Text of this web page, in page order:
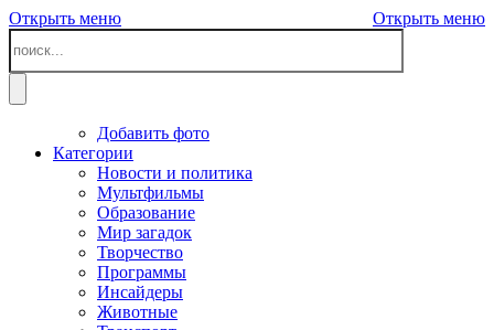
Открыть меню Открыть меню
Добавить фото
Категории
Новости и политика
Мультфильмы
Образование
Мир загадок
Творчество
Программы
Инсайдеры
Животные